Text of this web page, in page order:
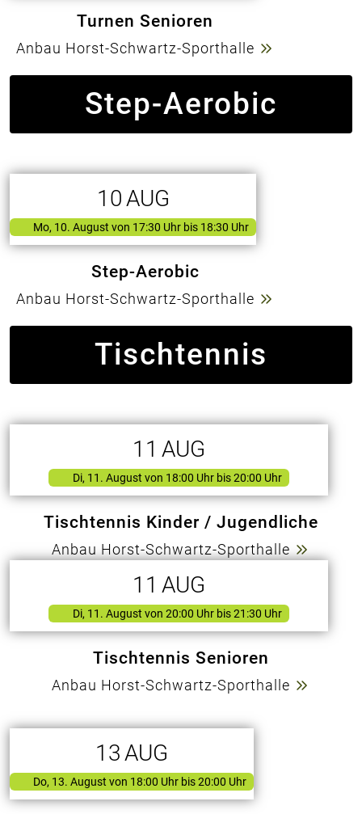
Turnen Senioren
Anbau Horst-Schwartz-Sporthalle
Step-Aerobic
10 AUG
Mo, 10. August von 17:30 Uhr bis 18:30 Uhr
Step-Aerobic
Anbau Horst-Schwartz-Sporthalle
Tischtennis
11 AUG
Di, 11. August von 18:00 Uhr bis 20:00 Uhr
Tischtennis Kinder / Jugendliche
Anbau Horst-Schwartz-Sporthalle
11 AUG
Di, 11. August von 20:00 Uhr bis 21:30 Uhr
Tischtennis Senioren
Anbau Horst-Schwartz-Sporthalle
13 AUG
Do, 13. August von 18:00 Uhr bis 20:00 Uhr